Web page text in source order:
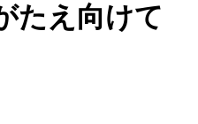
たえ向けて